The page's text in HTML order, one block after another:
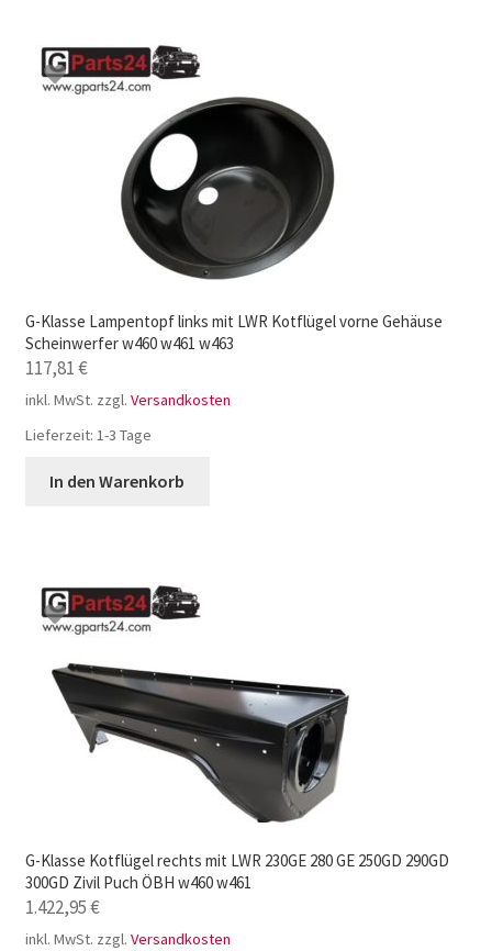
G-Klasse Lampentopf links mit LWR Kotflügel vorne Gehäuse
Scheinwerfer w460 w461 w463
117,81€
inkl. MwSt. zzgl. Versandkosten
Lieferzeit: 1-3 Tage
In den Warenkorb
G-Klasse Kotflügel rechts mit LWR 230GE 280 GE 250GD 290GD
300GD Zivil Puch ÖBH w460 w461
1.422,95€
inkl. MwSt. zzgl. Versandkosten